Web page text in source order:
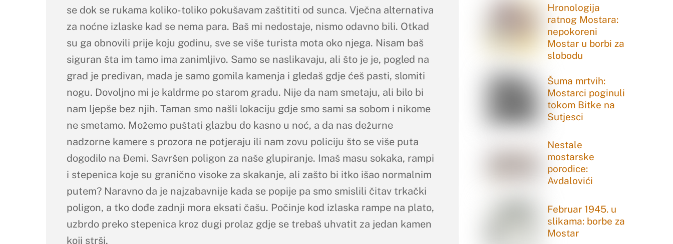
se dok se rukama koliko-toliko pokušavam zaštititi od sunca. Vječna alternativa
za noćne izlaske kad se nema para. Baš mi nedostaje, nismo odavno bili. Otkad
su ga obnovili prije koju godinu, sve se više turista mota oko njega. Nisam baš
siguran šta im tamo ima zanimljivo. Samo se naslikavaju, ali što je je, pogled na
grad je predivan, mada je samo gomila kamenja i gledaš gdje ćeš pasti, slomiti
nogu. Dovoljno mi je kaldrme po starom gradu. Nije da nam smetaju, ali bilo bi
nam ljepše bez njih. Taman smo našli lokaciju gdje smo sami sa sobom i nikome
ne smetamo. Možemo puštati glazbu do kasno u noć, a da nas dežurne
nadzorne kamere s prozora ne potjeraju ili nam zovu policiju što se više puta
dogodilo na Đemi. Savršen poligon za naše glupiranje. Imaš masu sokaka, rampi
i stepenica koje su granično visoke za skakanje, ali zašto bi itko išao normalnim
putem? Naravno da je najzabavnije kada se popije pa smo smislili čitav trkački
poligon, a tko dođe zadnji mora eksati čašu. Počinje kod izlaska rampe na plato,
uzbrdo preko stepenica kroz dugi prolaz gdje se trebaš uhvatit za jedan kamen
koji strši,
Hronologija
ratnog Mostara:
nepokoreni
Mostar u borbi za
slobodu
Šuma mrtvih:
Mostarci poginuli
tokom Bitke na
Sutjesci
Nestale
mostarske
porodice:
Avdalovići
Februar 1945. u
slikama: borbe za
Mostar